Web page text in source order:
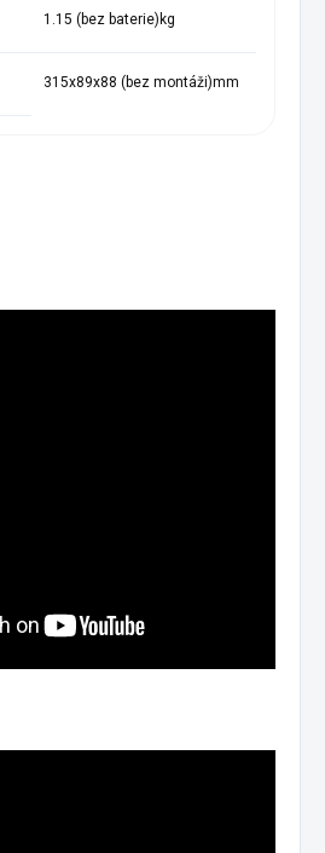
1.15 (bez baterie)kg
315x89x88 (bez montáži)mm